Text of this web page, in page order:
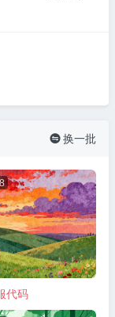
 换一批
代码